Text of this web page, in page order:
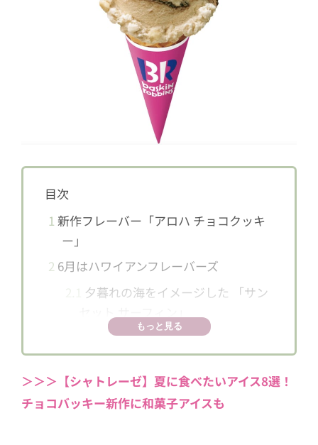
目次
1 新作フレーバー「アロハ チョコクッキ
ー」
2 6月はハワイアンフレーバーズ
夕暮れの海をイメージした 「サン
夏にぴったりのフルーティーな
「レインボーシャーベット」
2.3ココナッツが南国気分の「ハワイ
アンクランチ」
もっと見る
＞＞＞【シャトレーゼ】夏に食べたいアイス8選！
チョコバッキー新作に和菓子アイスも